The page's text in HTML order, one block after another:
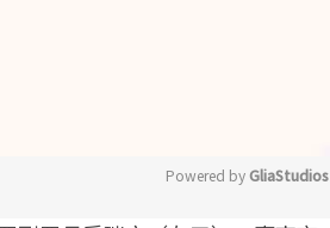
Powered by GliaStudios